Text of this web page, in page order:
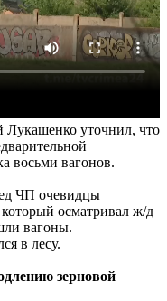
уточнил, что
восьми вагонов.
ЧП очевидцы
осматривал ж/д
вагоны.
в лесу.
зерновой